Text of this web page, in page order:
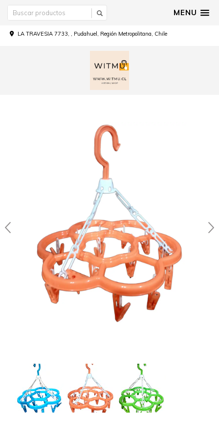
MENU
LA TRAVESIA 7733, , Pudahuel, Región Metropolitana, Chile